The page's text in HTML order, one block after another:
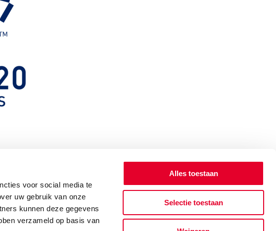
voor social media te
uw gebruik van onze
kunnen deze gegevens
verzameld op basis van
Alles toestaan
Selectie toestaan